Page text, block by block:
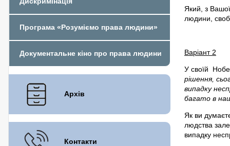
Який, з
людини,
Варіант 2
У своїй
рішення,
випадку
багато в
Як ви
людства
випадку
Програма «Розуміємо права людини»
Документальне кіно про права людини
Архів
Контакти